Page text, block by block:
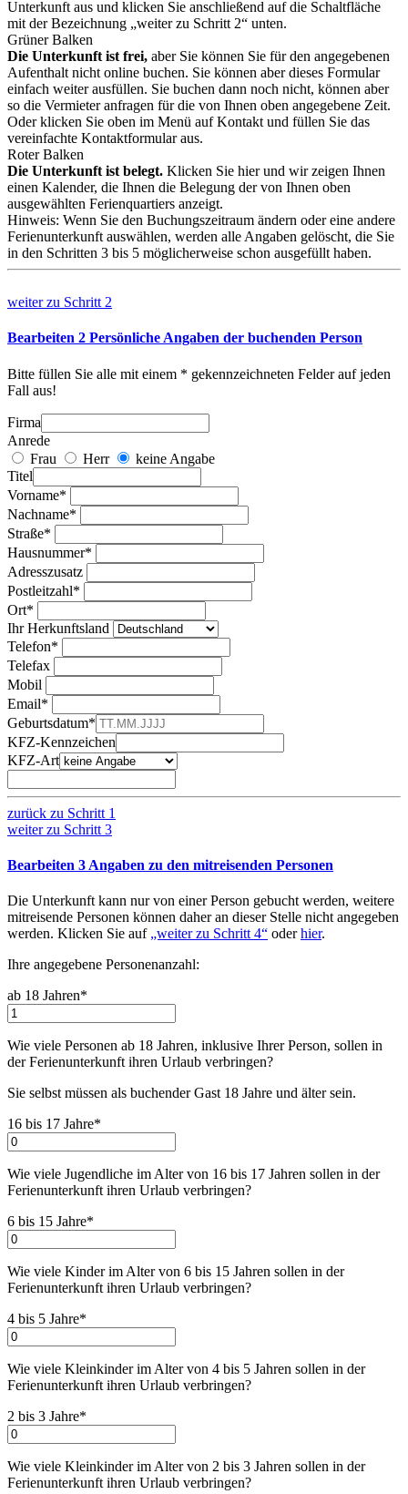
Unterkunft aus und klicken Sie anschließend auf die Schaltfläche
mit der Bezeichnung „weiter zu Schritt 2“ unten.
Grüner Balken
Die Unterkunft ist frei, aber Sie können Sie für den angegebenen
Aufenthalt nicht online buchen. Sie können aber dieses Formular
einfach weiter ausfüllen. Sie buchen dann noch nicht, können aber
so die Vermieter anfragen für die von Ihnen oben angegebene Zeit.
Oder klicken Sie oben im Menü auf Kontakt und füllen Sie das
vereinfachte Kontaktformular aus.
Roter Balken
Die Unterkunft ist belegt. Klicken Sie hier und wir zeigen Ihnen
einen Kalender, die Ihnen die Belegung der von Ihnen oben
ausgewählten Ferienquartiers anzeigt.
Hinweis: Wenn Sie den Buchungszeitraum ändern oder eine andere
Ferienunterkunft auswählen, werden alle Angaben gelöscht, die Sie
in den Schritten 3 bis 5 möglicherweise schon ausgefüllt haben.
weiter zu Schritt 2
Bearbeiten 2 Persönliche Angaben der buchenden Person
Bitte füllen Sie alle mit einem * gekennzeichneten Felder auf jeden
Fall aus!
Firma
Anrede
Frau
Herr
keine Angabe
Titel
Vorname*
Nachname*
Straße*
Hausnummer*
Adresszusatz
Postleitzahl*
Ort*
Ihr Herkunftsland
Telefon*
Telefax
Mobil
Email*
Geburtsdatum*
KFZ-Kennzeichen
KFZ-Art
zurück zu Schritt 1
weiter zu Schritt 3
Bearbeiten 3 Angaben zu den mitreisenden Personen
Die Unterkunft kann nur von einer Person gebucht werden, weitere
mitreisende Personen können daher an dieser Stelle nicht angegeben
werden. Klicken Sie auf „weiter zu Schritt 4“ oderhier.
Ihre angegebene Personenanzahl:
ab 18 Jahren*
Wie viele Personen ab 18 Jahren, inklusive Ihrer Person, sollen in
der Ferienunterkunft ihren Urlaub verbringen?
Sie selbst müssen als buchender Gast 18 Jahre und älter sein.
16 bis 17 Jahre*
Wie viele Jugendliche im Alter von 16 bis 17 Jahren sollen in der
Ferienunterkunft ihren Urlaub verbringen?
6 bis 15 Jahre*
Wie viele Kinder im Alter von 6 bis 15 Jahren sollen in der
Ferienunterkunft ihren Urlaub verbringen?
4 bis 5 Jahre*
Wie viele Kleinkinder im Alter von 4 bis 5 Jahren sollen in der
Ferienunterkunft ihren Urlaub verbringen?
2 bis 3 Jahre*
Wie viele Kleinkinder im Alter von 2 bis 3 Jahren sollen in der
Ferienunterkunft ihren Urlaub verbringen?